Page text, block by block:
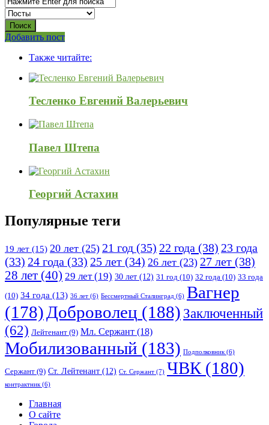
2022-
2026,
Новости
СВО
Последний
Посты
Боковая
Добавить пост
120x600Также читайте:
Тесленко Евгений Валерьевич
Павел Штепа
Георгий Астахин
Популярные теги
19 лет (15) 20 лет (25) 21 год (35) 22 года (38) 23 года
(33) 24 года (33) 25 лет (34) 26 лет (23) 27 лет (38)
28 лет (40) 29 лет(19) 30 лет (12) 31 год (10) 32 года (10) 33 года
(10) 34 года (13) 36 лет (6) Бессмертный Сталинград (6) Вагнер
(178) Доброволец (188) Заключенный
(62) Лейтенант (9) Мл. Сержант (18)
Мобилизованный (183) Подполковник (6)
Сержант (9) Ст. Лейтенант (12) Ст. Сержант (7) ЧВК (180)
контрактник (6)
Исследовать
Главная
О сайте